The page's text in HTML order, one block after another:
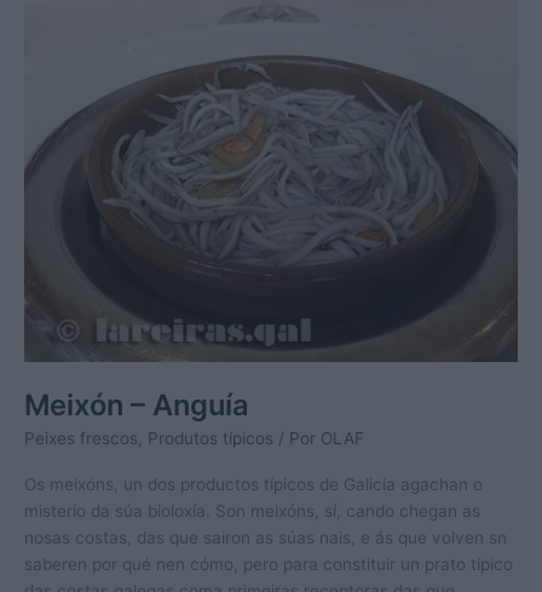
Meixón – Anguía
Peixes frescos, Produtos típicos / Por OLAF
Os meixóns, un dos productos típicos de Galicia agachan o
misterio da súa bioloxía. Son meixóns, sí, cando chegan as
nosas costas, das que sairon as súas nais, e ás que volven sn
saberen por qué nen cómo, pero para constituir un prato típico